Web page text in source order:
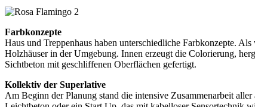
Farbkonzepte
Haus und Treppenhaus haben unterschiedliche Farbkonzepte.
Holzhäuser in der Umgebung. Innen erzeugt die Colorierung,
Sichtbeton mit geschliffenen Oberflächen gefertigt.
Kollektiv der Superlative
Am Beginn der Planung stand die intensive Zusammenarbeit